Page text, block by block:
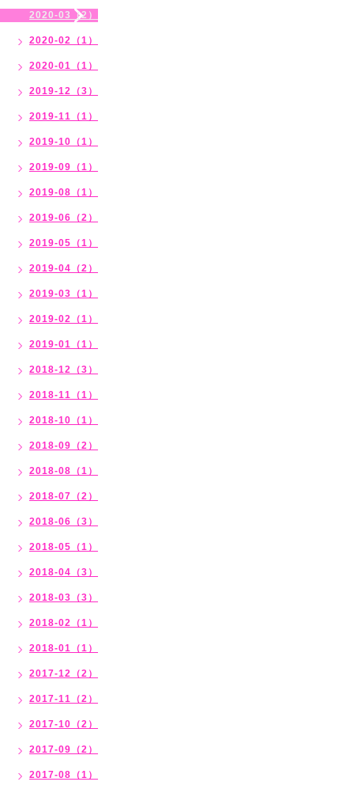
2020-03（2）
2020-02（1）
2020-01（1）
2019-12（3）
2019-11（1）
2019-10（1）
2019-09（1）
2019-08（1）
2019-06（2）
2019-05（1）
2019-04（2）
2019-03（1）
2019-02（1）
2019-01（1）
2018-12（3）
2018-11（1）
2018-10（1）
2018-09（2）
2018-08（1）
2018-07（2）
2018-06（3）
2018-05（1）
2018-04（3）
2018-03（3）
2018-02（1）
2018-01（1）
2017-12（2）
2017-11（2）
2017-10（2）
2017-09（2）
2017-08（1）